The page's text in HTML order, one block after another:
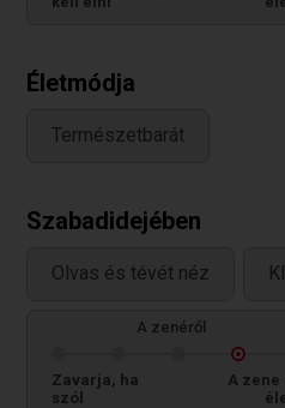
Életmódja
Természetbarát
Szabadidejében
Olvas és tévét néz
A zenéről
Zavarja, ha
szól
A zene